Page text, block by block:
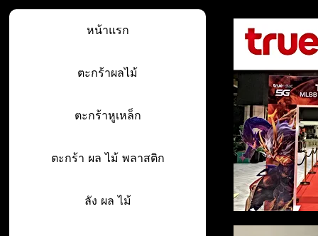
หน้าแรก
ตะกร้าผลไม้
ตะกร้าหูเหล็ก
ตะกร้า ผล ไม้ พลาสติก
ลัง ผล ไม้